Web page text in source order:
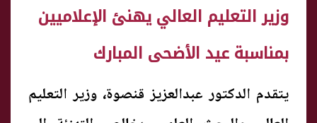
وزير التعليم العالي يهنئ الإعلاميين
بمناسبة عيد الأضحى المبارك
يتقدم الدكتور عبدالعزيز قنصوة، وزير التعليم